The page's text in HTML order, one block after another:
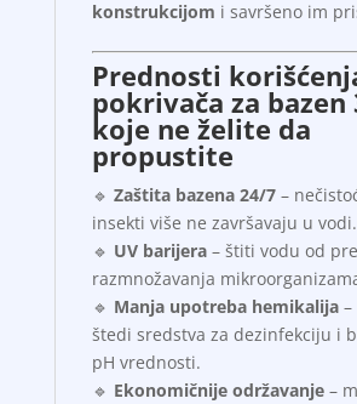
konstrukcijom i savršeno im
Prednosti
pokrivača za bazen
koje ne želite da
propustite
🔹 Zaštita bazena 24/7–
insekti više ne završavaju u vodi.
🔹 UV barijera– štiti vodu od
razmnožavanja
🔹 Manja upotreba hemikalija–
štedi sredstva za dezinfekciju i
pH vrednosti.
🔹 Ekonomičnije održavanje–